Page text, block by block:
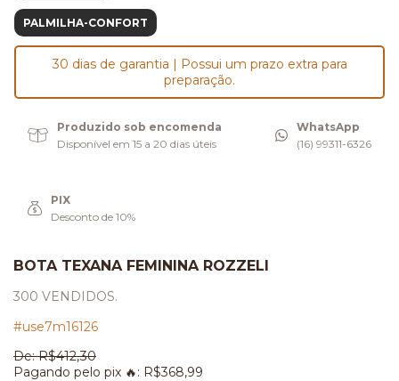
PALMILHA-CONFORT
30 dias de garantia | Possui um prazo extra para
preparação.
Produzido sob encomenda
Disponível em 15 a 20 dias úteis
WhatsApp
(16) 99311-6326
PIX
Desconto de 10%
BOTA TEXANA FEMININA ROZZELI
300 VENDIDOS.
#use7m16126
De:R$412,30
Pagando pelo pix 🔥: R$368,99